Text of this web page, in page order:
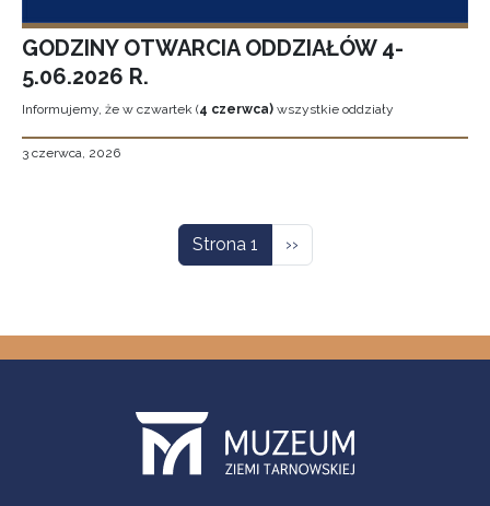
GODZINY OTWARCIA ODDZIAŁÓW 4-
5.06.2026 R.
Informujemy, że w czwartek (4 czerwca) wszystkie oddziały
3 czerwca, 2026
Strona 1 Następna strona
››